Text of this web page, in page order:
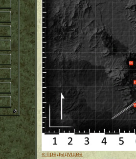
« предыдущее